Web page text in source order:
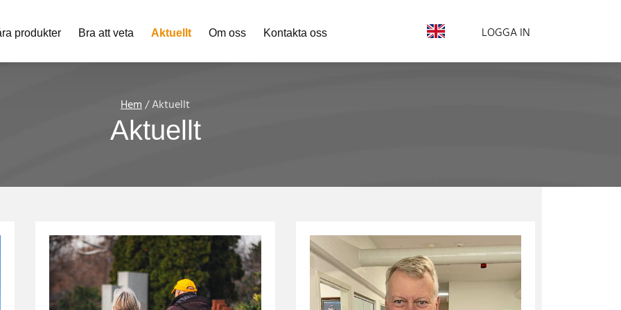
produkter Bra att veta Aktuellt Om oss Kontakta oss LOGGA IN
Hem/ Aktuellt
Aktuellt